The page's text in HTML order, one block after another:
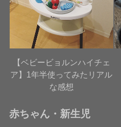
【ベビービョルンハイチェ
ア】1年半使ってみたリアル
な感想
赤ちゃん・新生児